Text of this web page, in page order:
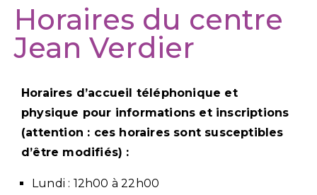
Horaires du centre
Jean Verdier
Horaires d’accueil téléphonique et
physique pour informations et inscriptions
(attention : ces horaires sont susceptibles
d’être modifiés) :
Lundi : 12h00 à 22h00